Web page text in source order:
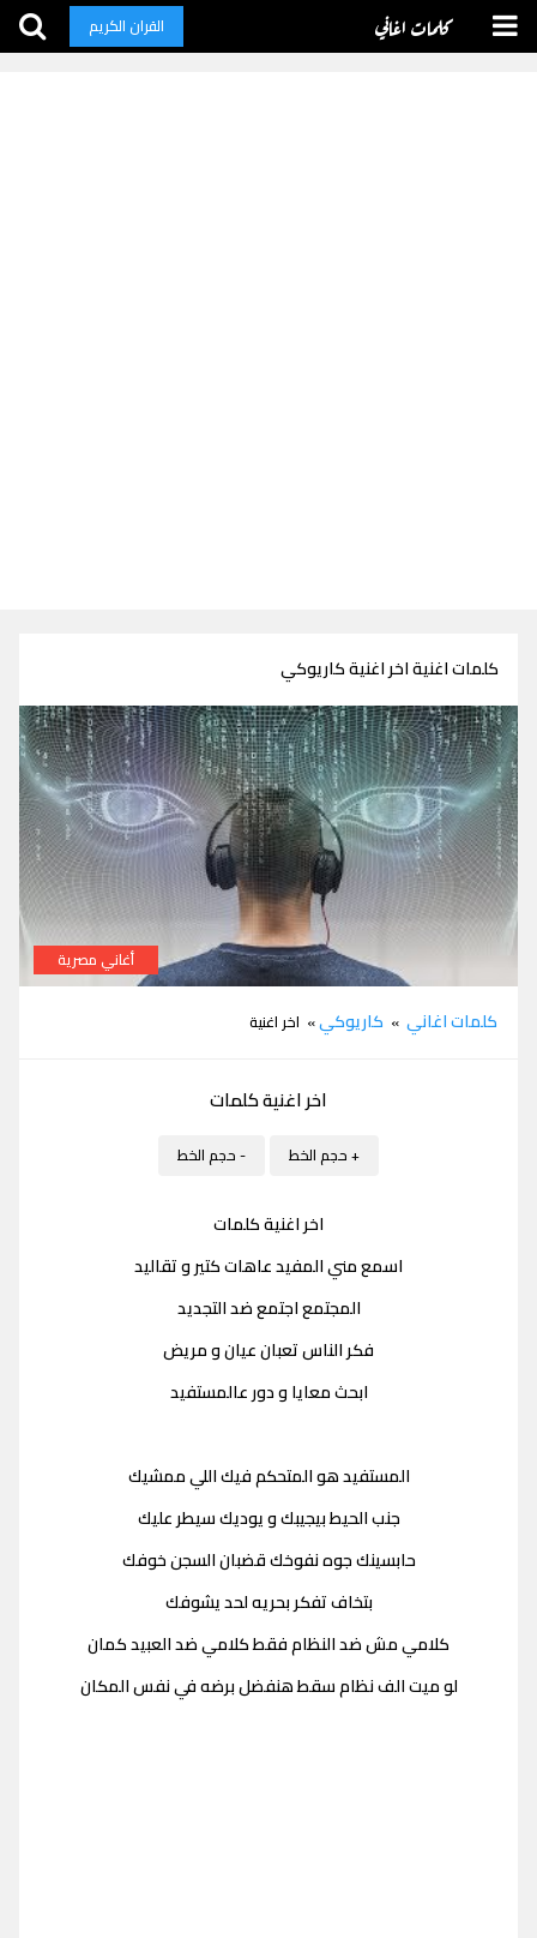
كلمات اغاني القران الكريم
كلمات اغنية اخر اغنية كاريوكي
أغاني مصرية
كلمات اغاني » كاريوكي» اخر اغنية
اخر اغنية كلمات
+ حجم الخط - حجم الخط
اخر اغنية كلمات
اسمع مني المفيد عاهات كتير و تقاليد
المجتمع اجتمع ضد التجديد
فكر الناس تعبان عيان و مريض
ابحث معايا و دور عالمستفيد
المستفيد هو المتحكم فيك اللي ممشيك
جنب الحيط بيجيبك و يوديك سيطر عليك
حابسينك جوه نفوخك قضبان السجن خوفك
بتخاف تفكر بحريه لحد يشوفك
كلامي مش ضد النظام فقط كلامي ضد العبيد كمان
لو ميت الف نظام سقط هنفضل برضه في نفس المكان